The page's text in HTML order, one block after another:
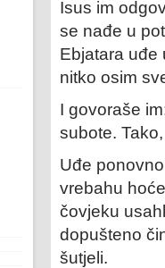
Isus im
se nađe u
Ebjatara uđe
nitko osim
I govoraše
subote.
Uđe
vrebahu
čovjeku
dopušteno
šutjeli.